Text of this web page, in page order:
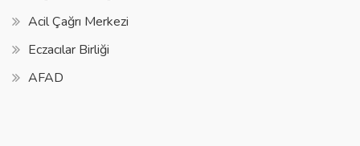
Acil Çağrı Merkezi
Eczacılar Birliği
AFAD